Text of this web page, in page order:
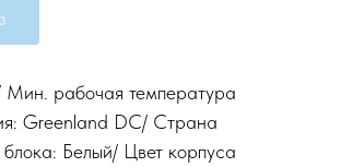
Мин. рабочая температура
Greenland DC/ Страна
Белый/ Цвет корпуса